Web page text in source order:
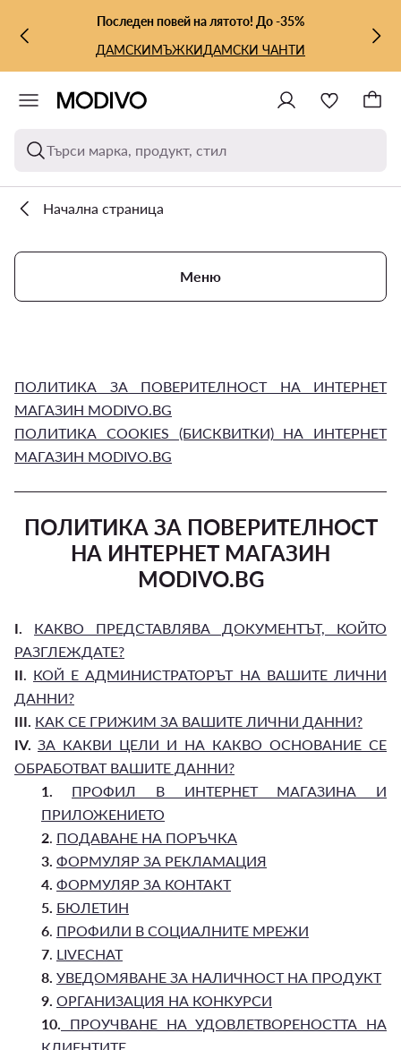
КЪМ ОСНОВНОТО СЪДЪРЖАНИЕ
КЪМ ТЪРСЕНЕПоследен повей на лятото! До -35%
ДАМСКИМЪЖКИДАМСКИ ЧАНТИ
Търси марка, продукт, стил
Начална страница
Меню
ПОЛИТИКА ЗА ПОВЕРИТЕЛНОСТ НА ИНТЕРНЕТ
МАГАЗИН MODIVO.BG
ПОЛИТИКА COOKIES (БИСКВИТКИ) НА ИНТЕРНЕТ
МАГАЗИН MODIVO.BG
ПОЛИТИКА ЗА ПОВЕРИТЕЛНОСТ
НА ИНТЕРНЕТ МАГАЗИН
MODIVO.BG
I.
КАКВО ПРЕДСТАВЛЯВА ДОКУМЕНТЪТ, КОЙТО
РАЗГЛЕЖДАТЕ?
II. КОЙ Е АДМИНИСТРАТОРЪТ НА ВАШИТЕ ЛИЧНИ
ДАННИ?
III. КАК СЕ ГРИЖИМ ЗА ВАШИТЕ ЛИЧНИ ДАННИ?
IV. ЗА КАКВИ ЦЕЛИ И НА КАКВО ОСНОВАНИЕ СЕ
ОБРАБОТВАТ ВАШИТЕ ДАННИ?
1.
ПРОФИЛ В ИНТЕРНЕТ МАГАЗИНА И
ПРИЛОЖЕНИЕТО
2. ПОДАВАНЕ НА ПОРЪЧКА
3. ФОРМУЛЯР ЗА РЕКЛАМАЦИЯ
4. ФОРМУЛЯР ЗА КОНТАКТ
5. БЮЛЕТИН
6. ПРОФИЛИ В СОЦИАЛНИТЕ МРЕЖИ
7. LIVECHAT
8. УВЕДОМЯВАНЕ ЗА НАЛИЧНОСТ НА ПРОДУКТ
9. ОРГАНИЗАЦИЯ НА КОНКУРСИ
10. ПРОУЧВАНЕ НА УДОВЛЕТВОРЕНОСТТА НА